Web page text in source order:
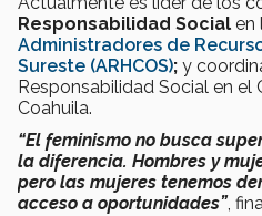
Responsabilidad Social en
Administradores de
Sureste (ARHCOS); y
Responsabilidad Social en
Coahuila.
“El feminismo no busca
la diferencia. Hombres y
pero las mujeres tenemos
acceso a oportunidades”,